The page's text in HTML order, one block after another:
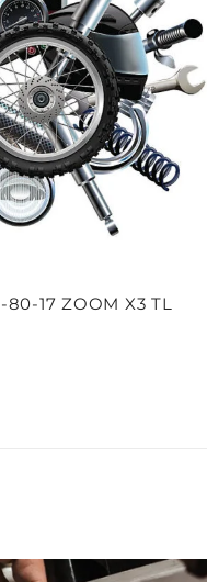
80-17 ZOOM X3 TL